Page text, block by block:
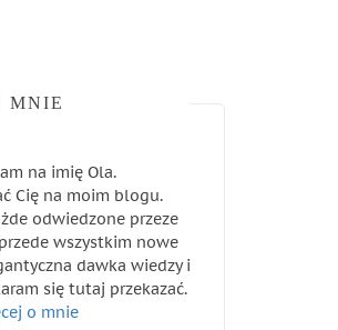
MNIE
na imię Ola.
Cię na moim blogu.
odwiedzone przeze
wszystkim nowe
dawka wiedzy i
się tutaj przekazać.
o mnie